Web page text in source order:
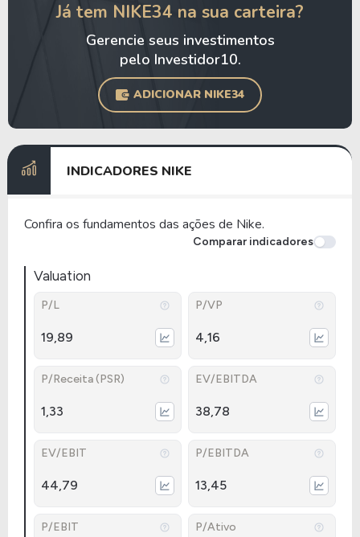
Já tem NIKE34 na sua carteira?
Gerencie seus investimentos
pelo Investidor10.
ADICIONAR NIKE34
INDICADORES NIKE
Confira os fundamentos das ações de Nike.
Comparar indicadores
Valuation
P/L
19,89
P/VP
4,16
P/Receita (PSR)
1,33
EV/EBITDA
38,78
EV/EBIT
44,79
P/EBITDA
13,45
P/EBIT P/Ativo